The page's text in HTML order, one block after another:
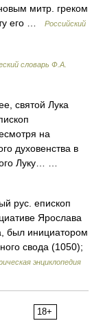
митр. греком
его …
Российский
словарь Ф.А.
святой Лука
на
духовенства в
Луку… …
рус. епископ
Ярослава
был инициатором
свода (1050);
энциклопедия
18+